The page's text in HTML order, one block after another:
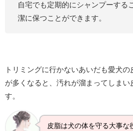
自宅でも定期的にシャンプーする
潔に保つことができます。
トリミングに行かないあいだも愛犬の
が多くなると、汚れが溜まってしまい
す。
皮脂は犬の体を守る大事な